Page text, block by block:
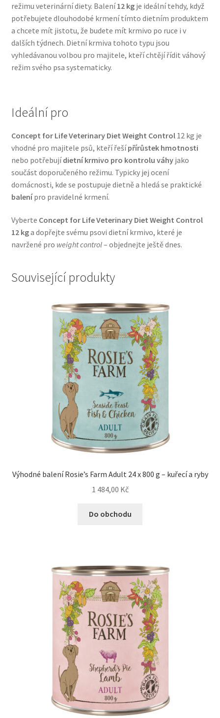
Purizon pro psy — Vysoký obsah masa, bez obilovin
Royal Canin pro psy
Veterinární dieta pro psy
Wolf of Wilderness
režimu veterinární diety. Balení12 kgje ideální tehdy, když
potřebujete dlouhodobé krmení tímto dietním produktem
a chcete mít jistotu, že budete mít krmivo po ruce i v
dalších týdnech. Dietní krmiva tohoto typu jsou
vyhledávanou volbou pro majitele, kteří chtějí řídit váhový
režim svého psa systematicky.
Ideální pro
Concept for Life Veterinary Diet Weight Control12 kg je
vhodné pro majitele psů, kteří řešípřírůstek hmotnosti
nebo potřebujídietní krmivo pro kontrolu váhyjako
součást doporučeného režimu. Typicky jej ocení
domácnosti, kde se postupuje dietně a hledá se praktické
balenípro pravidelné krmení.
Vyberte Concept for Life Veterinary Diet Weight Control
12 kga dopřejte svému psovi dietní krmivo, které je
navržené pro weight control– objednejte ještě dnes.
Související produkty
Výhodné balení Rosie’s Farm Adult 24 x 800 g – kuřecí a ryby
1 484,00 Kč
Do obchodu